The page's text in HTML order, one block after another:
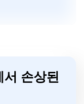
손상된